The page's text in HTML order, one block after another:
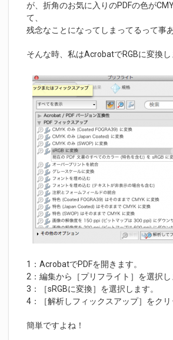
が、折角のお気に入りのPDFの色が
て、
残念なことになってしまってるって事
そんな時、私はAcrobatでRGBに変換し
1：AcrobatでPDFを開きます。
2：編集から［プリフライト］を選択し
3：［sRGBに変換］を選択します。
4：［解析しフィックスアップ］をクリ
簡単ですよね！